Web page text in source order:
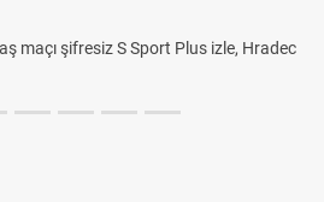
maçı şifresiz S Sport Plus izle, Hradec